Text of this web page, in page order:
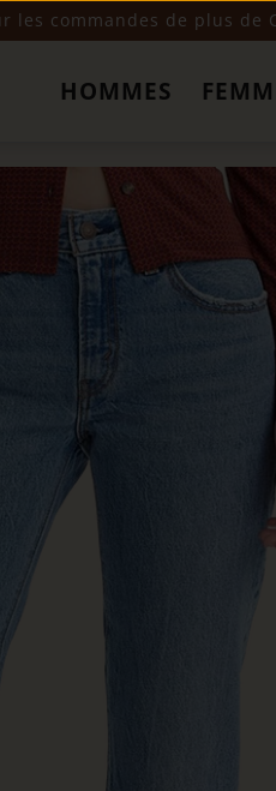
les commandes de plus de
HOMMES